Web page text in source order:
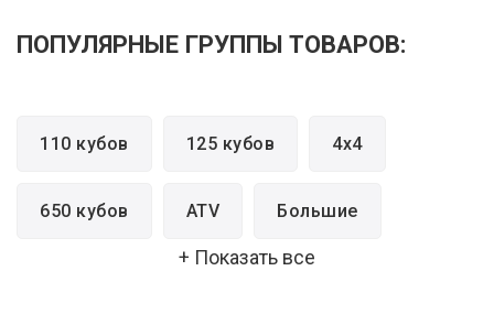
ПОПУЛЯРНЫЕ ГРУППЫ ТОВАРОВ:
110 кубов 125 кубов 4x4
650 кубов ATV Большие
+ Показать все